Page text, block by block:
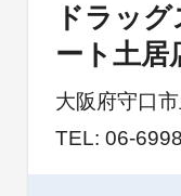
ドラッ
ート土居
大阪府守口
TEL: 06-